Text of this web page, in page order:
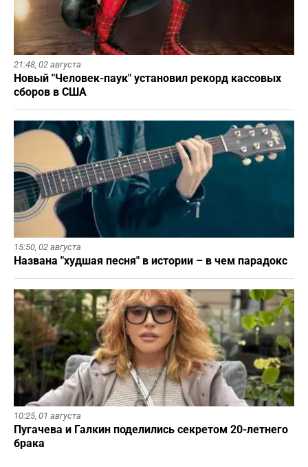
21:48, 02 августа
Новый "Человек-паук" установил рекорд кассовых
сборов в США
15:50, 02 августа
Названа "худшая песня" в истории – в чем парадокс
10:25, 01 августа
Пугачева и Галкин поделились секретом 20-летнего
брака